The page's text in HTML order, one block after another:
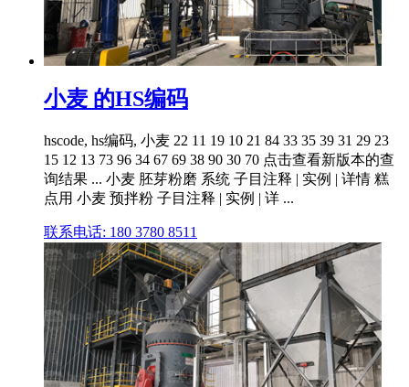
小麦 的HS编码
hscode, hs编码, 小麦 22 11 19 10 21 84 33 35 39 31 29 23
15 12 13 73 96 34 67 69 38 90 30 70 点击查看新版本的查
询结果 ... 小麦 胚芽粉磨 系统 子目注释 | 实例 | 详情 糕
点用 小麦 预拌粉 子目注释 | 实例 | 详 ...
联系电话: 180 3780 8511